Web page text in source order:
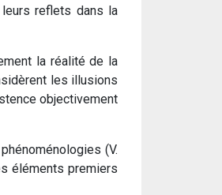
reflets dans la
la réalité de la
les illusions
objectivement
(V.
éléments premiers